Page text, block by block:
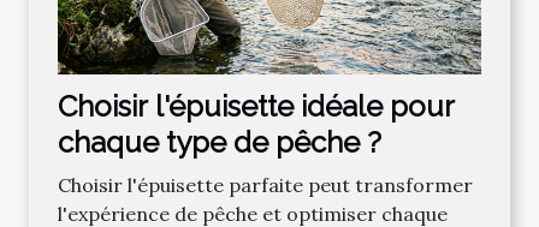
Choisir l'épuisette idéale pour
chaque type de pêche ?
Choisir l'épuisette parfaite peut transformer
l'expérience de pêche et optimiser chaque